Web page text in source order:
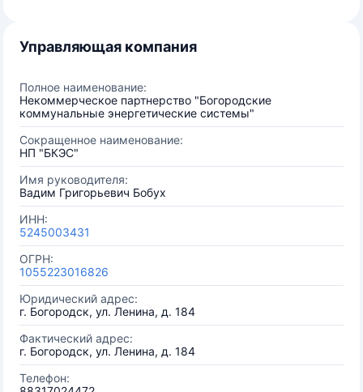
Управляющая компания
Полное наименование:
Некоммерческое партнерство "Богородские
коммунальные энергетические системы"
Сокращенное наименование:
НП "БКЭС"
Имя руководителя:
Вадим Григорьевич Бобух
ИНН:
5245003431
ОГРН:
1055223016826
Юридический адрес:
г. Богородск, ул. Ленина, д. 184
Фактический адрес:
г. Богородск, ул. Ленина, д. 184
Телефон: